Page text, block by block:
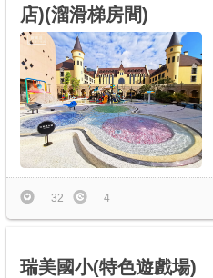
店)(溜滑梯房間)
32 4
瑞美國小(特色遊戲場)